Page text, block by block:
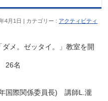
4月1日 カテゴリー : アクティビティ
メ。ゼッタイ。」教室を開
26名
関係委員長) 講師L.瀧